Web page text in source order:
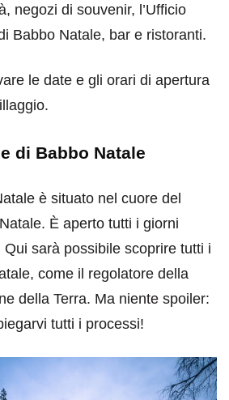
negozi di souvenir, l’Ufficio
Babbo Natale, bar e ristoranti.
le date e gli orari di apertura
di Babbo Natale
è situato nel cuore del
È aperto tutti i giorni
Qui sarà possibile scoprire tutti i
come il regolatore della
della Terra. Ma niente spoiler:
tutti i processi!